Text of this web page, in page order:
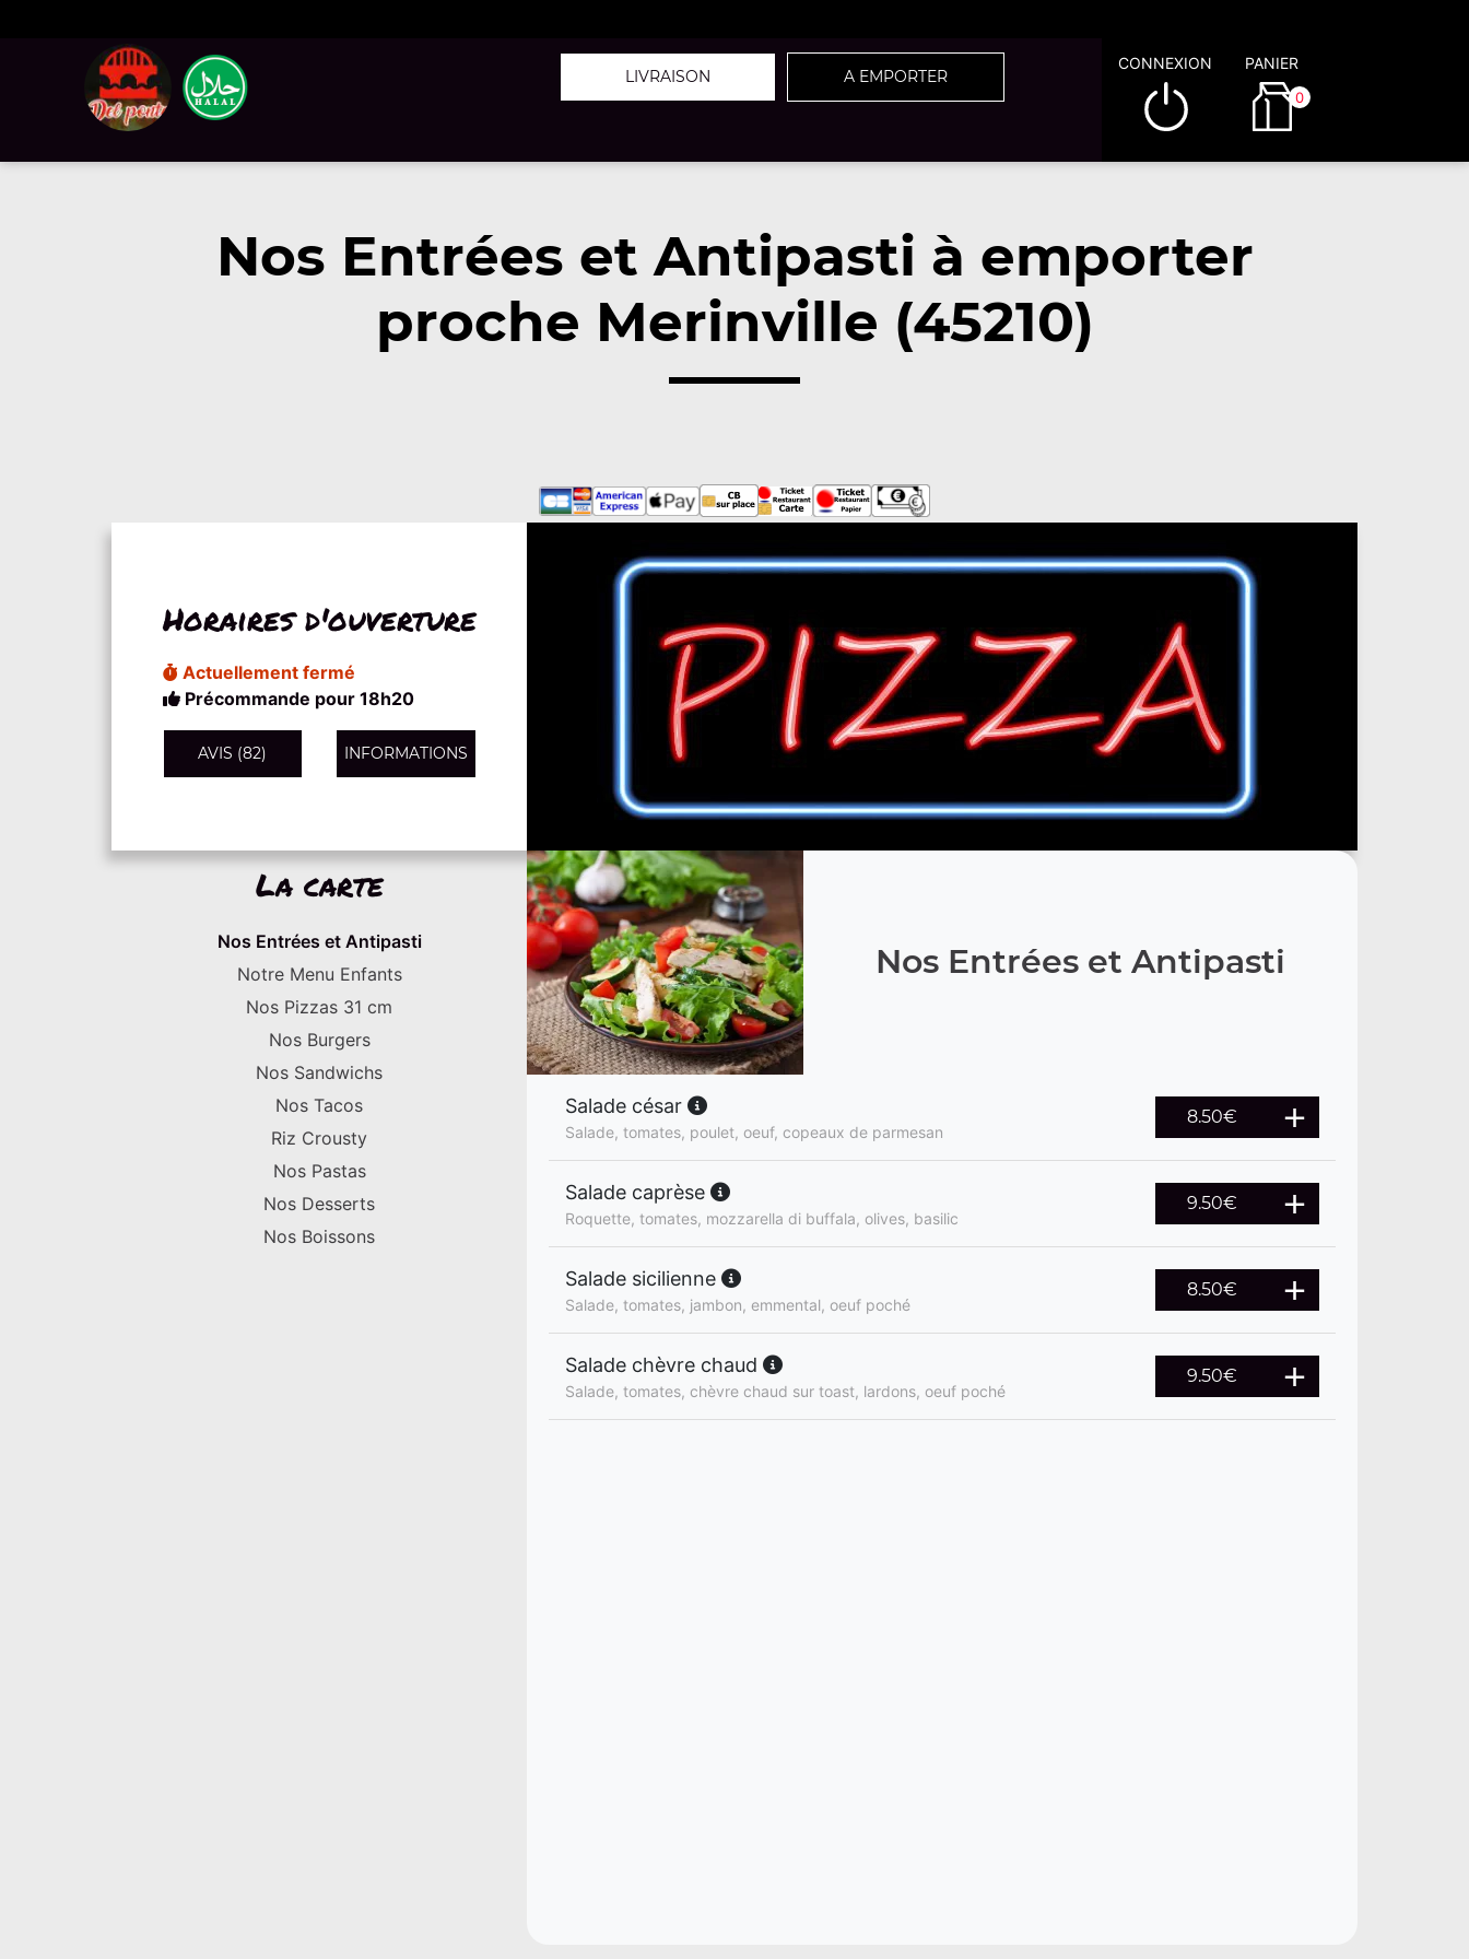
LIVRAISON A EMPORTER
CONNEXION PANIER
0
Nos Entrées et Antipasti à emporter
proche Merinville (45210)
Horaires d'ouverture
Actuellement fermé
Précommande pour 18h20
AVIS (82) INFORMATIONS
La carte
Nos Entrées et Antipasti
Notre Menu Enfants
Nos Pizzas 31 cm
Nos Burgers
Nos Sandwichs
Nos Tacos
Riz Crousty
Nos Pastas
Nos Desserts
Nos Boissons
Nos Entrées et Antipasti
Salade césar
Salade, tomates, poulet, oeuf, copeaux de parmesan
8.50€
Salade caprèse
Roquette, tomates, mozzarella di buffala, olives, basilic
9.50€
Salade sicilienne
Salade, tomates, jambon, emmental, oeuf poché
8.50€
Salade chèvre chaud
Salade, tomates, chèvre chaud sur toast, lardons, oeuf poché
9.50€